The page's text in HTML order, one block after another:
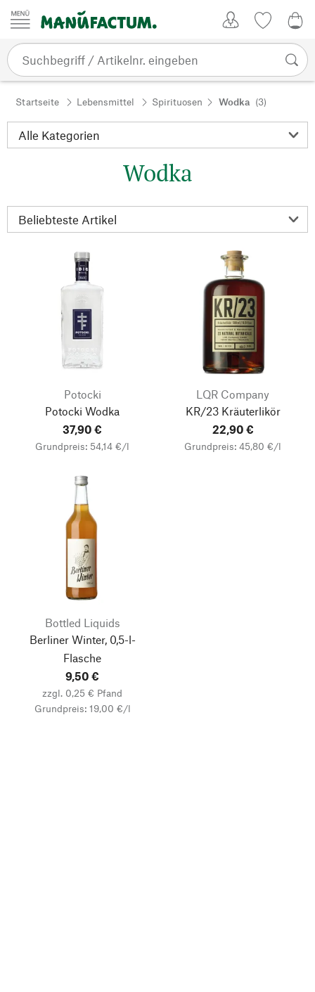
Zum Inhalt springen
Startseite Lebensmittel Spirituosen Wodka (3)
Wodka
Potocki
Potocki Wodka
37,90 €
Grundpreis: 54,14 €/l
LQR Company
KR/23 Kräuterlikör
22,90 €
Grundpreis: 45,80 €/l
Bottled Liquids
Berliner Winter, 0,5-l-
Flasche
9,50 €
zzgl. 0,25 € Pfand
Grundpreis: 19,00 €/l